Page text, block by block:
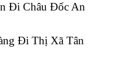
Đi Châu Đốc An
Đi Thị Xã Tân